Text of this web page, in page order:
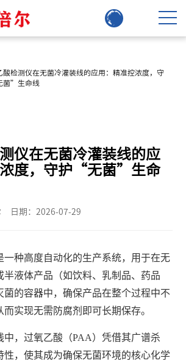
酸检测仪在无菌冷灌装线的应用：精准控浓度，守
菌”生命线
仪在无菌冷灌装线的应
浓度，守护“无菌”生命
日期：2026-07-29
种高度自动化的生产系统，用于在无
半液体产品（如饮料、乳制品、药品
菌的容器中，确保产品在整个过程中不
实现无需防腐剂即可长期保存。
，过氧乙酸（PAA）凭借其广谱杀
性，使其成为确保无菌环境的核心化学